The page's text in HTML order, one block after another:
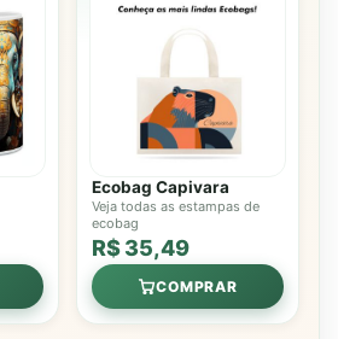
Ecobag Capivara
Veja todas as estampas de
ecobag
R$ 35,49
COMPRAR